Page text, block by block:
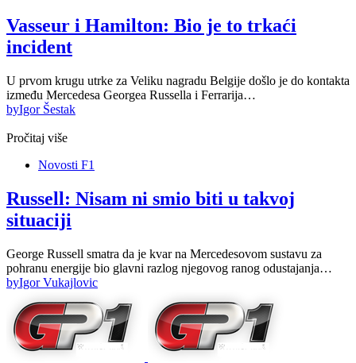
Vasseur i Hamilton: Bio je to trkaći
incident
U prvom krugu utrke za Veliku nagradu Belgije došlo je do kontakta
između Mercedesa Georgea Russella i Ferrarija…
byIgor Šestak
Pročitaj više
Novosti F1
Russell: Nisam ni smio biti u takvoj
situaciji
George Russell smatra da je kvar na Mercedesovom sustavu za
pohranu energije bio glavni razlog njegovog ranog odustajanja…
byIgor Vukajlovic